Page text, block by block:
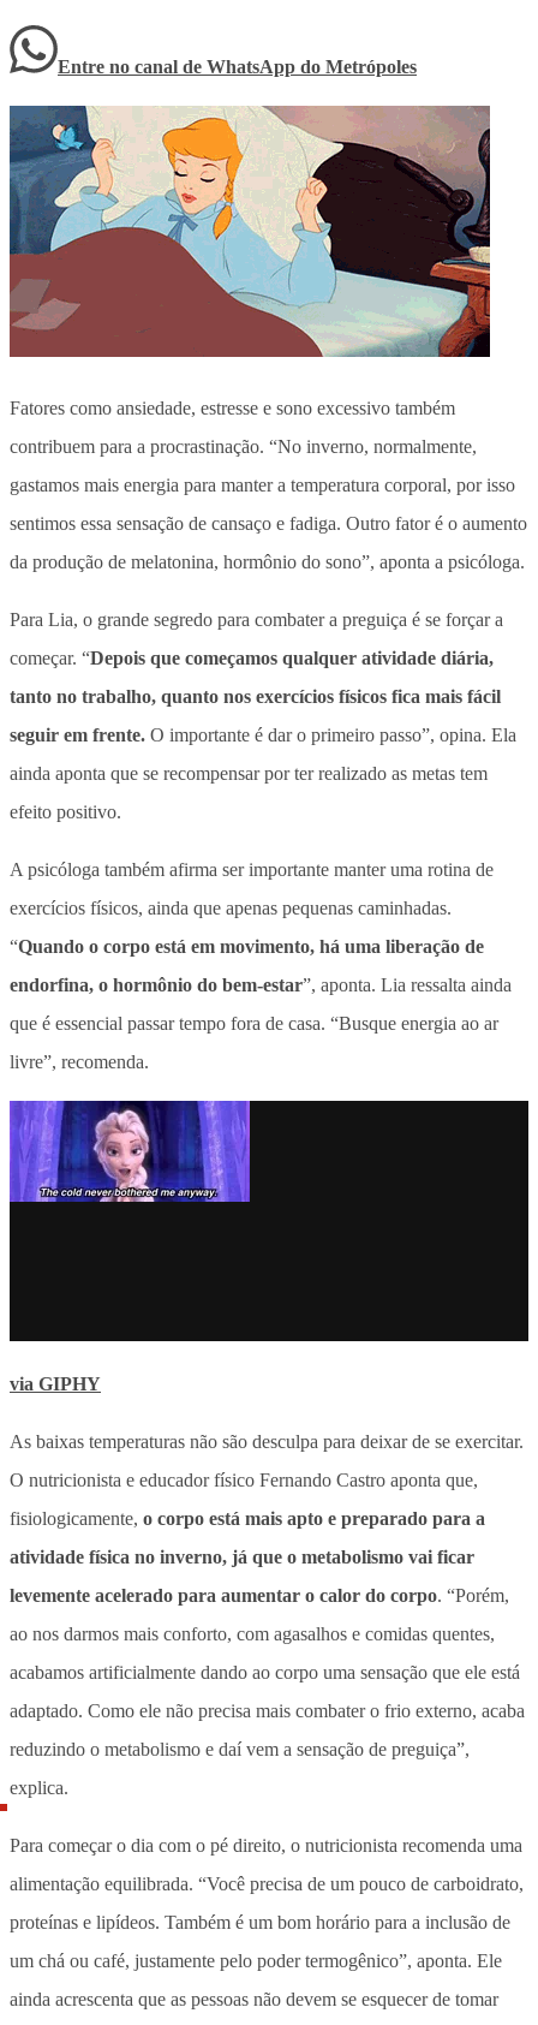
Entre no canal de WhatsApp do Metrópoles
Fatores como ansiedade, estresse e sono excessivo também
contribuem para a procrastinação. “No inverno, normalmente,
gastamos mais energia para manter a temperatura corporal, por isso
sentimos essa sensação de cansaço e fadiga. Outro fator é o aumento
da produção de melatonina, hormônio do sono”, aponta a psicóloga.
Para Lia, o grande segredo para combater a preguiça é se forçar a
começar. “Depois que começamos qualquer atividade diária,
tanto no trabalho, quanto nos exercícios físicos fica mais fácil
seguir em frente. O importante é dar o primeiro passo”, opina. Ela
ainda aponta que se recompensar por ter realizado as metas tem
efeito positivo.
A psicóloga também afirma ser importante manter uma rotina de
exercícios físicos, ainda que apenas pequenas caminhadas.
“Quando o corpo está em movimento, há uma liberação de
endorfina, o hormônio do bem-estar”, aponta. Lia ressalta ainda
que é essencial passar tempo fora de casa. “Busque energia ao ar
livre”, recomenda.
via GIPHY
As baixas temperaturas não são desculpa para deixar de se exercitar.
O nutricionista e educador físico Fernando Castro aponta que,
fisiologicamente, o corpo está mais apto e preparado para a
atividade física no inverno, já que o metabolismo vai ficar
levemente acelerado para aumentar o calor do corpo. “Porém,
ao nos darmos mais conforto, com agasalhos e comidas quentes,
acabamos artificialmente dando ao corpo uma sensação que ele está
adaptado. Como ele não precisa mais combater o frio externo, acaba
reduzindo o metabolismo e daí vem a sensação de preguiça”,
explica.
Para começar o dia com o pé direito, o nutricionista recomenda uma
alimentação equilibrada. “Você precisa de um pouco de carboidrato,
proteínas e lipídeos. Também é um bom horário para a inclusão de
um chá ou café, justamente pelo poder termogênico”, aponta. Ele
ainda acrescenta que as pessoas não devem se esquecer de tomar